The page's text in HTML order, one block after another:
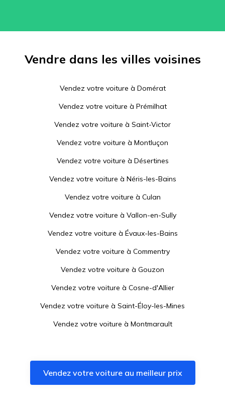
Vendre dans les villes voisines
Vendez votre voiture à Domérat
Vendez votre voiture à Prémilhat
Vendez votre voiture à Saint-Victor
Vendez votre voiture à Montluçon
Vendez votre voiture à Désertines
Vendez votre voiture à Néris-les-Bains
Vendez votre voiture à Culan
Vendez votre voiture à Vallon-en-Sully
Vendez votre voiture à Évaux-les-Bains
Vendez votre voiture à Commentry
Vendez votre voiture à Gouzon
Vendez votre voiture à Cosne-d'Allier
Vendez votre voiture à Saint-Éloy-les-Mines
Vendez votre voiture à Montmarault
Vendez votre voiture àSaint-Amand-Montrond
Vendez votre voiture à La Châtre
Vendez votre voiture au meilleur prix